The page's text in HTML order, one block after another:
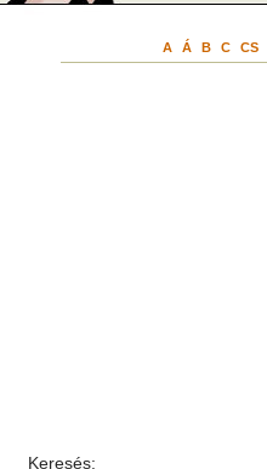
A Á B C CS
Keresés: